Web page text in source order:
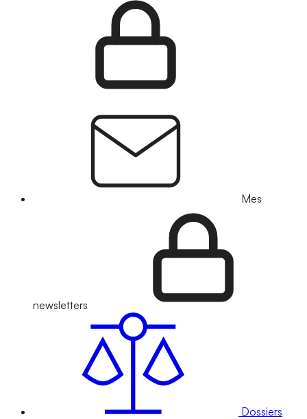
Mes
newsletters
Dossiers